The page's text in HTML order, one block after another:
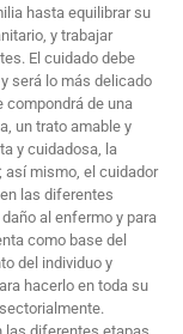
hasta equilibrar su
y trabajar
El cuidado debe
será lo más delicado
compondrá de una
un trato amable y
y cuidadosa, la
así mismo, el cuidador
las diferentes
al enfermo y para
como base del
del individuo y
hacerlo en toda su